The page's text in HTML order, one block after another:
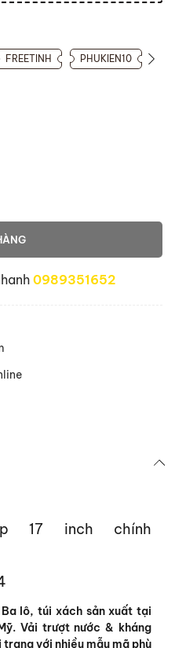
FREETINH PHUKIEN10
0989351652
17 inch chính
lô, túi xách sản xuất tại
Vải trượt nước & kháng
với nhiều mẫu mã phù